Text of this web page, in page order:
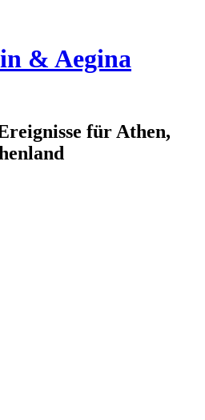
& Aegina
für Athen,